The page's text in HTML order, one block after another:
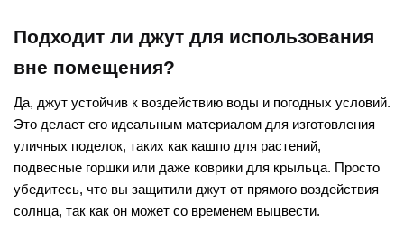
Подходит ли джут для использования
вне помещения?
Да, джут устойчив к воздействию воды и погодных условий.
Это делает его идеальным материалом для изготовления
уличных поделок, таких как кашпо для растений,
подвесные горшки или даже коврики для крыльца. Просто
убедитесь, что вы защитили джут от прямого воздействия
солнца, так как он может со временем выцвести.